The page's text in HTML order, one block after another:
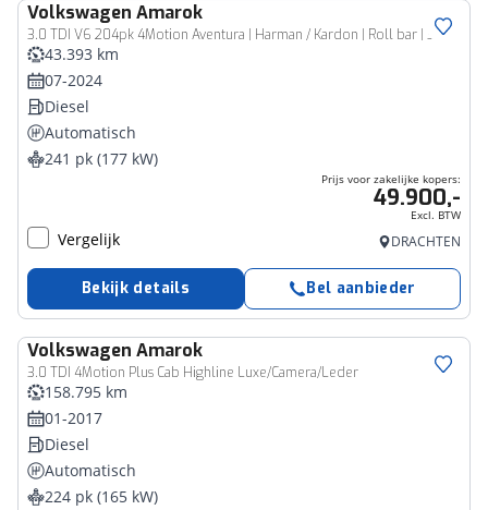
Volkswagen Amarok
3.0 TDI V6 204pk 4Motion Aventura | Harman / Kardon | Roll bar | 360 Camera | Treeplanken | Klep met Gasveer | Trekhaak |
Bedrijfswagen
43.393 km
07-2024
Diesel
Automatisch
241 pk (177 kW)
Prijs voor zakelijke kopers:
49.900,-
Excl. BTW
Vergelijk DRACHTEN
Bekijk details Bel aanbieder
Volkswagen Amarok
3.0 TDI 4Motion Plus Cab Highline Luxe/Camera/Leder
Bedrijfswagen
158.795 km
01-2017
Diesel
Automatisch
224 pk (165 kW)